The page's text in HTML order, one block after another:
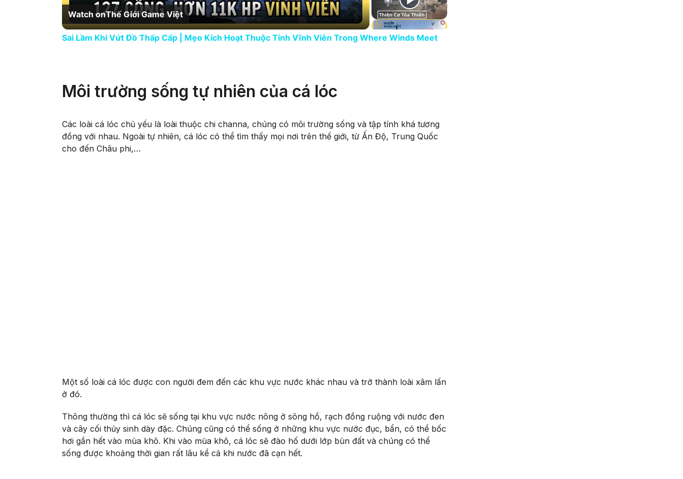
Watch onThế Giới Game Việt
Sai Lầm Khi Vứt Đồ Thấp Cấp | Mẹo Kích Hoạt Thuộc Tính Vĩnh Viễn Trong Where Winds Meet
Môi trường sống tự nhiên của cá lóc
Các loài cá lóc chủ yếu là loài thuộc chi channa, chúng có môi trường sống và tập tính khá tương
đồng với nhau. Ngoài tự nhiên, cá lóc có thể tìm thấy mọi nơi trên thế giới, từ Ấn Độ, Trung Quốc
cho đến Châu phi,…
Một số loài cá lóc được con người đem đến các khu vực nước khác nhau và trở thành loài xâm lấn
ở đó.
Thông thường thì cá lóc sẽ sống tại khu vực nước nông ở sông hồ, rạch đồng ruộng với nước đen
và cây cối thủy sinh dày đặc. Chúng cũng có thể sống ở những khu vực nước đục, bẩn, có thể bốc
hơi gần hết vào mùa khô. Khi vào mùa khô, cá lóc sẽ đào hố dưới lớp bùn đất và chúng có thể
sống được khoảng thời gian rất lâu kể cả khi nước đã cạn hết.